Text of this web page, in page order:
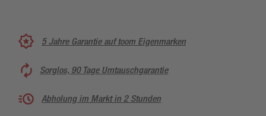
5 Jahre Garantie auf toom Eigenmarken
Sorglos, 90 Tage Umtauschgarantie
Abholung im Markt in 2 Stunden